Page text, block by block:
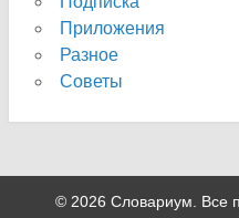
Приложения
Разное
Советы
© 2026 Словариум. Все